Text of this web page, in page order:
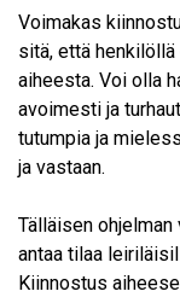
Voimakas
sitä, että
aiheesta. Voi olla
avoimesti ja
tutumpia ja
ja vastaan.
Tälläisen
antaa tilaa
Kiinnostus